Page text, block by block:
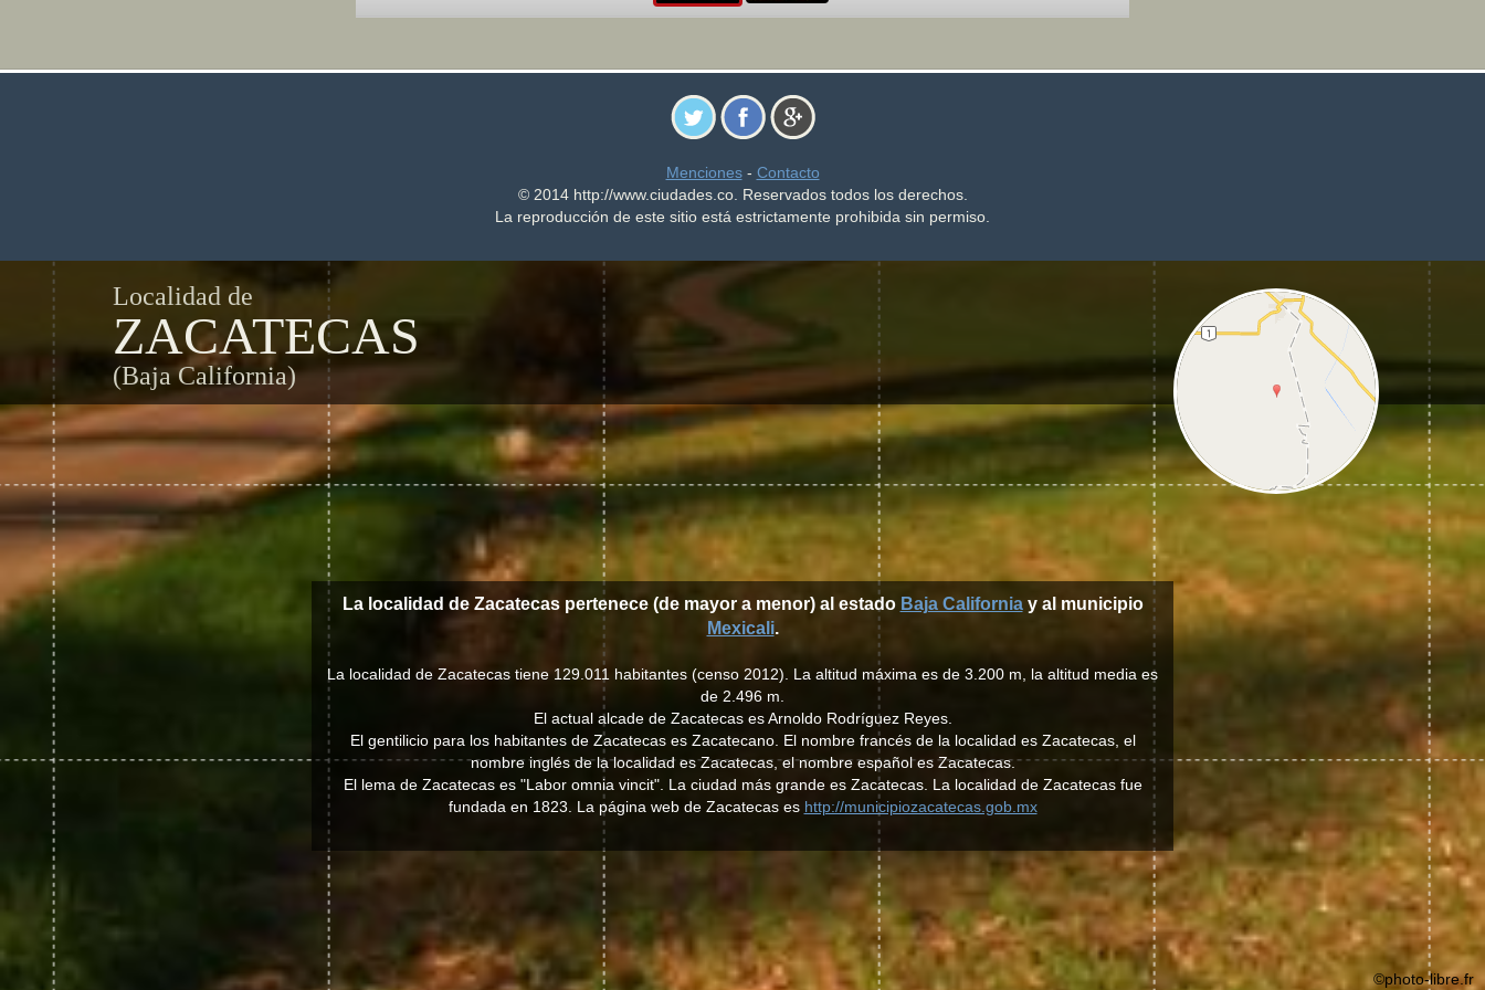
Menciones- Contacto
© 2014 http://www.ciudades.co. Reservados todos los derechos.
La reproducción de este sitio está estrictamente prohibida sin permiso.
Localidad de
ZACATECAS
(Baja California)
La localidad de Zacatecas pertenece (de mayor a menor) al estado Baja Californiay al municipio
Mexicali.
La localidad de Zacatecas tiene 129.011 habitantes (censo 2012). La altitud máxima es de 3.200 m, la altitud media es
de 2.496 m.
El actual alcade de Zacatecas es Arnoldo Rodríguez Reyes.
El gentilicio para los habitantes de Zacatecas es Zacatecano. El nombre francés de la localidad es Zacatecas, el
nombre inglés de la localidad es Zacatecas, el nombre español es Zacatecas.
El lema de Zacatecas es "Labor omnia vincit". La ciudad más grande es Zacatecas. La localidad de Zacatecas fue
fundada en 1823. La página web de Zacatecas es http://municipiozacatecas.gob.mx
©photo-libre.fr